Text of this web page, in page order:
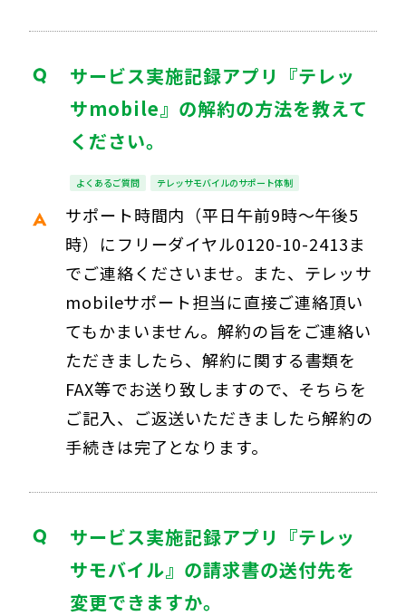
サービス実施記録アプリ『テレッ
サmobile』の解約の方法を教えて
ください。
よくあるご質問 テレッサモバイルのサポート体制
サポート時間内（平日午前9時～午後5
時）にフリーダイヤル0120-10-2413ま
でご連絡くださいませ。また、テレッサ
mobileサポート担当に直接ご連絡頂い
てもかまいません。解約の旨をご連絡い
ただきましたら、解約に関する書類を
FAX等でお送り致しますので、そちらを
ご記入、ご返送いただきましたら解約の
手続きは完了となります。
サービス実施記録アプリ『テレッ
サモバイル』の請求書の送付先を
変更できますか。